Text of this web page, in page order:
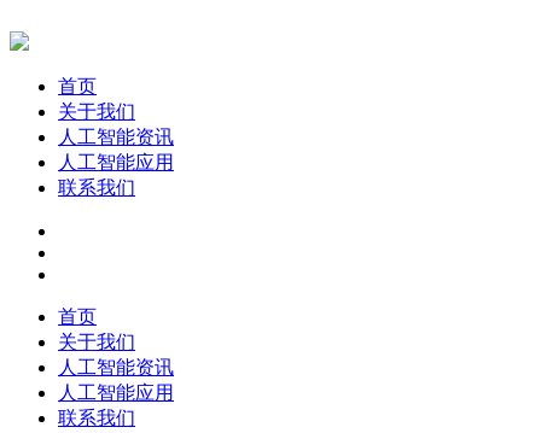
首页
关于我们
人工智能资讯
人工智能应用
联系我们
首页
关于我们
人工智能资讯
人工智能应用
联系我们